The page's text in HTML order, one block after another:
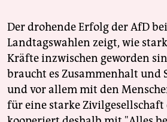
Der drohende Erfolg der AfD
Landtagswahlen zeigt, wie
Kräfte inzwischen geworden
braucht es Zusammenhalt und
und vor allem mit den
für eine starke Zivilgesellschaft